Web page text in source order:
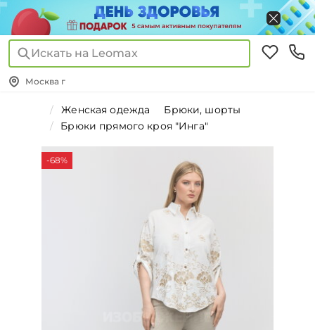
Искать на Leomax
Москва г
Женская одежда
Брюки, шорты
Брюки прямого кроя "Инга"
-68%